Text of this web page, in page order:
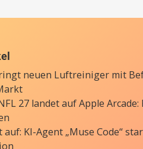
neuen Luftreiniger mit
27 landet auf Apple
auf: KI-Agent „Muse Code“